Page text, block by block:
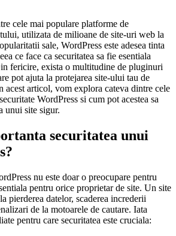
cele mai populare platforme de
utilizata de milioane de site-uri web la
sale, WordPress este adesea tinta
ce face ca securitatea sa fie esentiala
fericire, exista o multitudine de pluginuri
pot ajuta la protejarea site-ului tau de
acest articol, vom explora cateva dintre cele
WordPress si cum pot acestea sa
unui site sigur.
securitatea unui
nu este doar o preocupare pentru
pentru orice proprietar de site. Un site
pierderea datelor, scaderea increderii
de la motoarele de cautare. Iata
pentru care securitatea este cruciala: